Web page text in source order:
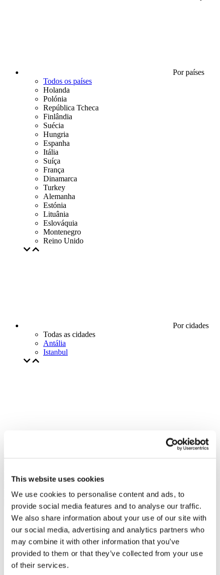
This website uses cookies
We use cookies to personalise content and ads, to
provide social media features and to analyse our traffic.
We also share information about your use of our site with
our social media, advertising and analytics partners who
may combine it with other information that you’ve
provided to them or that they’ve collected from your use
of their services.
Por países
Todos os países
Holanda
Polónia
República Tcheca
Finlândia
Suécia
Hungria
Espanha
Itália
Suíça
França
Dinamarca
Turkey
Alemanha
Estónia
Lituânia
Eslováquia
Montenegro
Reino Unido
Por cidades
Todas as cidades
Antália
Istanbul